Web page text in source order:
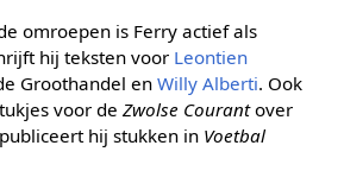
omroepen is Ferry actief als
hij teksten voor Leontien
Groothandel en Willy Alberti. Ook
voor de Zwolse Courantover
hij stukken in Voetbal